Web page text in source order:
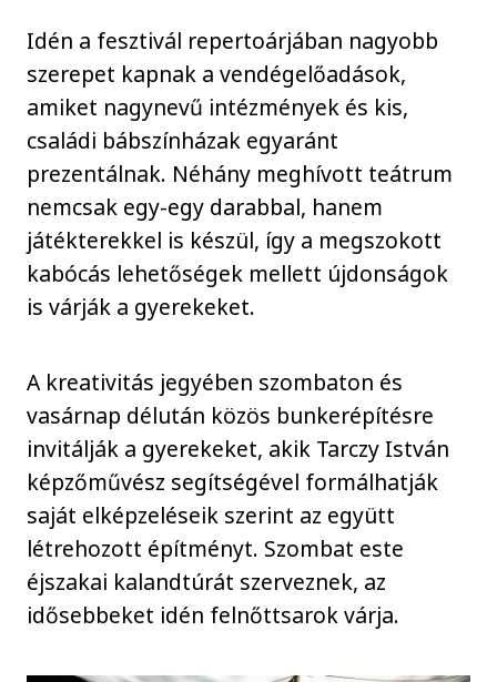
Idén a fesztivál repertoárjában nagyobb
szerepet kapnak a vendégelőadások,
amiket nagynevű intézmények és kis,
családi bábszínházak egyaránt
prezentálnak. Néhány meghívott teátrum
nemcsak egy-egy darabbal, hanem
játékterekkel is készül, így a megszokott
kabócás lehetőségek mellett újdonságok
is várják a gyerekeket.
A kreativitás jegyében szombaton és
vasárnap délután közös bunkerépítésre
invitálják a gyerekeket, akik Tarczy István
képzőművész segítségével formálhatják
saját elképzeléseik szerint az együtt
létrehozott építményt. Szombat este
éjszakai kalandtúrát szerveznek, az
idősebbeket idén felnőttsarok várja.